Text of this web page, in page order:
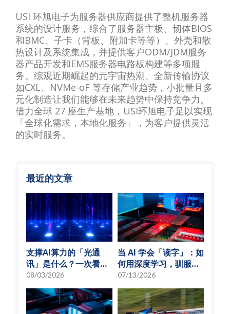
USI 环旭电子为服务器供应商提供了整机服务器
系统的设计服务，综合了服务器主板、韧体BIOS
和BMC、子卡（背板、附加卡等等）、外壳和散
热设计及系统集成，并提供客户ODM/JDM服务
器产品开发和EMS服务器电路板构建等多项服
务。综观近期崛起的元宇宙热潮、全新传输协议
如CXL、NVMe-oF 等存储产业趋势，小批量且多
元化制造让我们能够在未来趋势中保持竞争力。
借力全球 27 座生产基地，USI环旭电子足以实现
「全球化需求，本地化服务」，为客户提供灵活
的实时服务。
最近的文章
支撑AI算力的「光通
讯」是什么？一次看懂
硅光子与光通讯模组发
展趋势
08/03/2026
当 AI 学会「读字」：如
何用深度学习，驯服
SMT 产线的误报风暴
07/13/2026